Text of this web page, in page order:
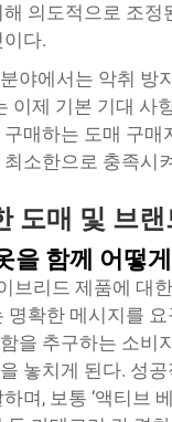
의도적으로 조
다.
야에서는 악취 방
이제 기본 기대 사
매하는 도매 구
소한으로 충족시
도매 및 브
을 함께 어떻
브리드 제품에 대
명확한 메시지를
을 추구하는 소비
놓치게 된다. 성
며, 보통 ‘액티브